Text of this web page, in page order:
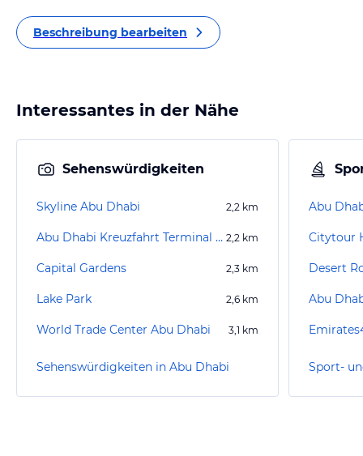
Beschreibung bearbeiten
Interessantes in der Nähe
Sehenswürdigkeiten
Skyline Abu Dhabi 2,2 km
Abu Dhabi Kreuzfahrt Terminal (Zayed Port) 2,2 km
Capital Gardens 2,3 km
Lake Park 2,6 km
World Trade Center Abu Dhabi 3,1 km
Sehenswürdigkeiten in Abu Dhabi
Abu
Desert
Abu